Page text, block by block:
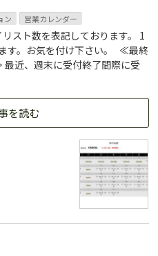
ン 営業カレンダー
スト数を表記しております。 1
す。お気を付け下さい。 ≪最終
近、週末に受付終了間際に受
を読む